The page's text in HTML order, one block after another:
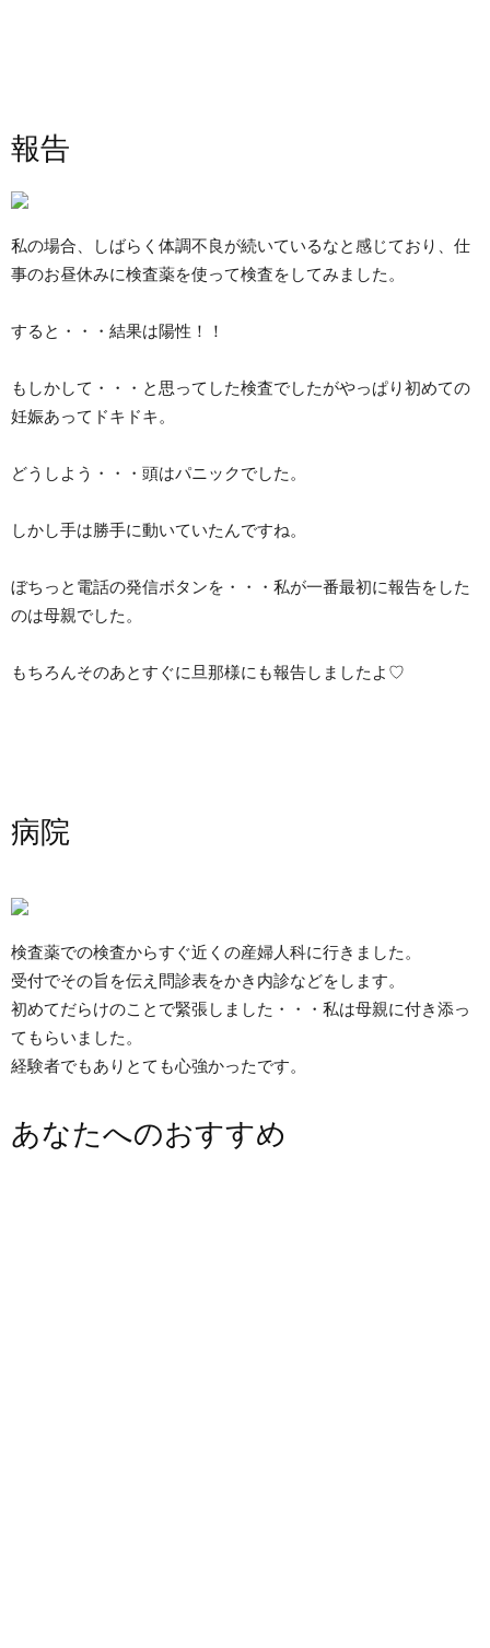
報告
私の場合、しばらく体調不良が続いているなと感じており、仕
事のお昼休みに検査薬を使って検査をしてみました。
すると・・・結果は陽性！！
もしかして・・・と思ってした検査でしたがやっぱり初めての
妊娠あってドキドキ。
どうしよう・・・頭はパニックでした。
しかし手は勝手に動いていたんですね。
ぼちっと電話の発信ボタンを・・・私が一番最初に報告をした
のは母親でした。
もちろんそのあとすぐに旦那様にも報告しましたよ♡
病院
検査薬での検査からすぐ近くの産婦人科に行きました。
受付でその旨を伝え問診表をかき内診などをします。
初めてだらけのことで緊張しました・・・私は母親に付き添っ
てもらいました。
経験者でもありとても心強かったです。
あなたへのおすすめ